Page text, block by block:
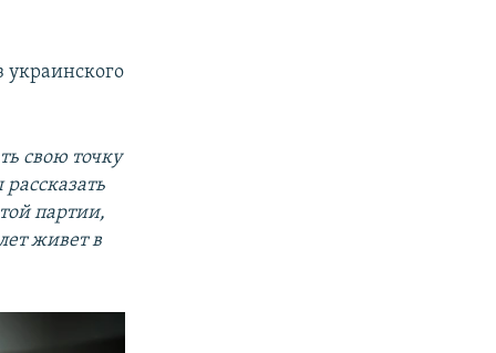
украинского
свою точку
партии,
живет в